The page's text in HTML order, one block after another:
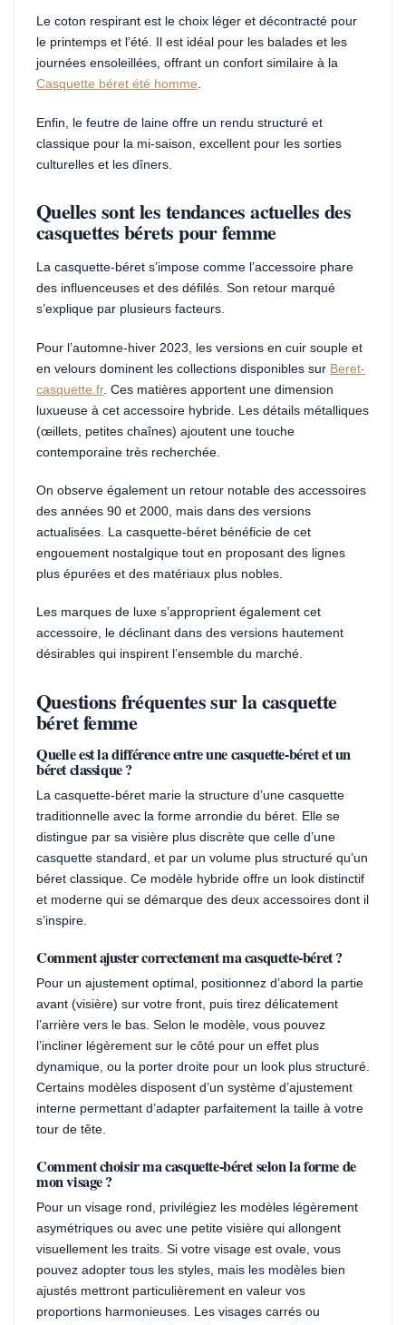
Le coton respirant est le choix léger et décontracté pour
le printemps et l’été. Il est idéal pour les balades et les
journées ensoleillées, offrant un confort similaire à la
Casquette béret été homme.
Enfin, le feutre de laine offre un rendu structuré et
classique pour la mi-saison, excellent pour les sorties
culturelles et les dîners.
Quelles sont les tendances actuelles des
casquettes bérets pour femme
La casquette-béret s’impose comme l’accessoire phare
des influenceuses et des défilés. Son retour marqué
s’explique par plusieurs facteurs.
Pour l’automne-hiver 2023, les versions en cuir souple et
en velours dominent les collections disponibles sur Beret-
casquette.fr. Ces matières apportent une dimension
luxueuse à cet accessoire hybride. Les détails métalliques
(œillets, petites chaînes) ajoutent une touche
contemporaine très recherchée.
On observe également un retour notable des accessoires
des années 90 et 2000, mais dans des versions
actualisées. La casquette-béret bénéficie de cet
engouement nostalgique tout en proposant des lignes
plus épurées et des matériaux plus nobles.
Les marques de luxe s’approprient également cet
accessoire, le déclinant dans des versions hautement
désirables qui inspirent l’ensemble du marché.
Questions fréquentes sur la casquette
béret femme
Quelle est la différence entre une casquette-béret et un
béret classique ?
La casquette-béret marie la structure d’une casquette
traditionnelle avec la forme arrondie du béret. Elle se
distingue par sa visière plus discrète que celle d’une
casquette standard, et par un volume plus structuré qu’un
béret classique. Ce modèle hybride offre un look distinctif
et moderne qui se démarque des deux accessoires dont il
s’inspire.
Comment ajuster correctement ma casquette-béret ?
Pour un ajustement optimal, positionnez d’abord la partie
avant (visière) sur votre front, puis tirez délicatement
l’arrière vers le bas. Selon le modèle, vous pouvez
l’incliner légèrement sur le côté pour un effet plus
dynamique, ou la porter droite pour un look plus structuré.
Certains modèles disposent d’un système d’ajustement
interne permettant d’adapter parfaitement la taille à votre
tour de tête.
Comment choisir ma casquette-béret selon la forme de
mon visage ?
Pour un visage rond, privilégiez les modèles légèrement
asymétriques ou avec une petite visière qui allongent
visuellement les traits. Si votre visage est ovale, vous
pouvez adopter tous les styles, mais les modèles bien
ajustés mettront particulièrement en valeur vos
proportions harmonieuses. Les visages carrés ou